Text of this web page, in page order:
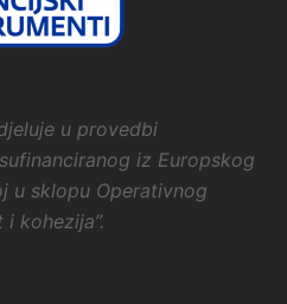
u provedbi
iz Europskog
u sklopu Operativnog
i kohezija”.